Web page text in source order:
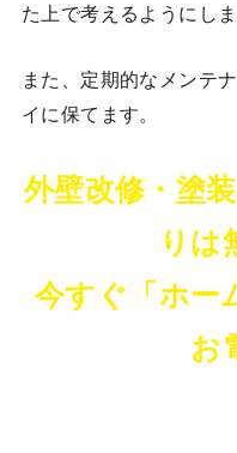
た上で考えるようにしま
また、定期的なメンテ
イに保てます。
外壁改修・塗
りは
今すぐ「ホー
お